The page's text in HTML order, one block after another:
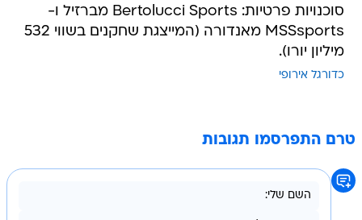
סוכנויות פרטיות: Bertolucci Sports מברזיל ו-
MSSsports מאנדורה (המייצגת שחקנים בשווי 532
מיליון יורו).
כדורגל אירופי
טרם התפרסמו תגובות